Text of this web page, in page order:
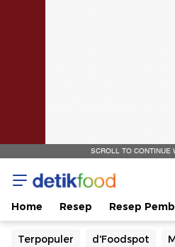
SCROLL TO CONTINUE
Home Resep Resep
Terpopuler d'Foodspot